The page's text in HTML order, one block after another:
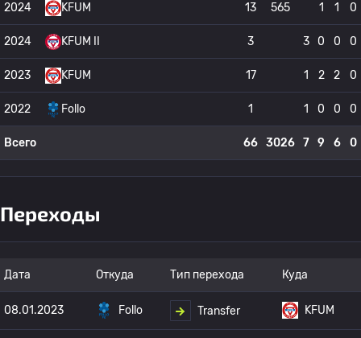
2024 KFUM 13 565 1 1 0
2024 KFUM II 3 3 0 0 0
2023 KFUM 17 1 2 2 0
2022 Follo 1 1 0 0 0
Всего 66 3026 7 9 6 0
Переходы
Дата Откуда Тип перехода Куда
08.01.2023 Follo Transfer KFUM